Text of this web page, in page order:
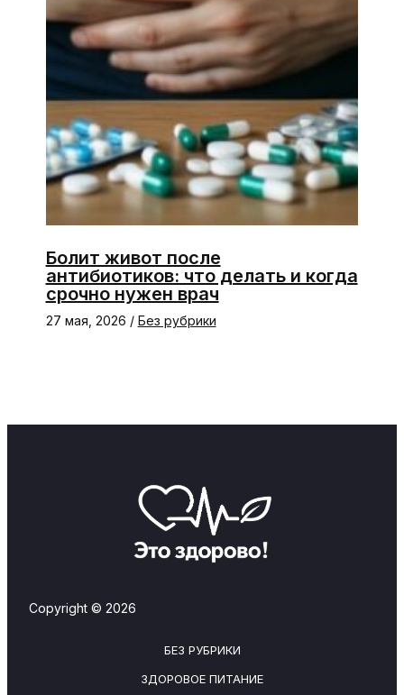
Болит живот после
антибиотиков: что делать и когда
срочно нужен врач
27 мая, 2026 / Без рубрики
Copyright © 2026
БЕЗ РУБРИКИ
ЗДОРОВОЕ ПИТАНИЕ